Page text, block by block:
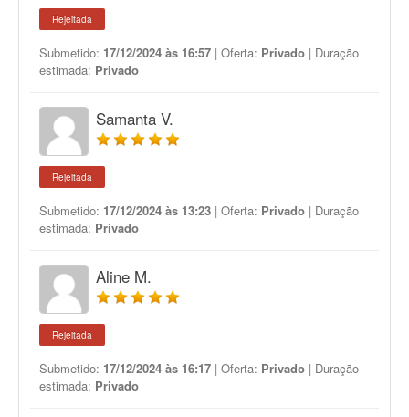
Rejeitada
Submetido: 17/12/2024 às 16:57 | Oferta: Privado | Duração
estimada: Privado
Samanta V.
Rejeitada
Submetido: 17/12/2024 às 13:23 | Oferta: Privado | Duração
estimada: Privado
Aline M.
Rejeitada
Submetido: 17/12/2024 às 16:17 | Oferta: Privado | Duração
estimada: Privado